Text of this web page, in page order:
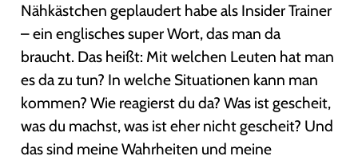
Nähkästchen geplaudert habe als Insider Trainer
– ein englisches super Wort, das man da
braucht. Das heißt: Mit welchen Leuten hat man
es da zu tun? In welche Situationen kann man
kommen? Wie reagierst du da? Was ist gescheit,
was du machst, was ist eher nicht gescheit? Und
das sind meine Wahrheiten und meine